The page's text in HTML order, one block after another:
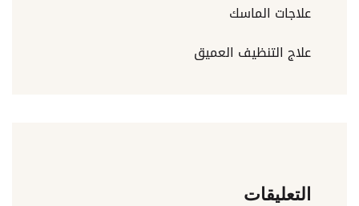
علاجات الماسك
علاج التنظيف العميق
التعليقات